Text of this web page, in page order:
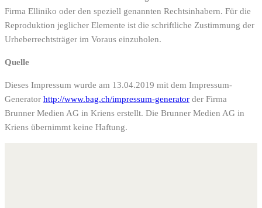
Firma Elliniko oder den speziell genannten Rechtsinhabern. Für die
Reproduktion jeglicher Elemente ist die schriftliche Zustimmung der
Urheberrechtsträger im Voraus einzuholen.
Quelle
Dieses Impressum wurde am 13.04.2019 mit dem Impressum-
Generator http://www.bag.ch/impressum-generator der Firma
Brunner Medien AG in Kriens erstellt. Die Brunner Medien AG in
Kriens übernimmt keine Haftung.